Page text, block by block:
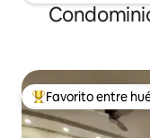
Favorito entre
Favorito entre